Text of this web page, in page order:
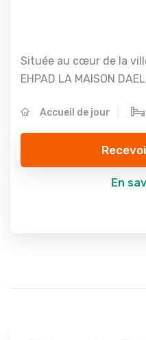
Située au cœur de la
EHPAD LA MAISON
Accueil de jour
En